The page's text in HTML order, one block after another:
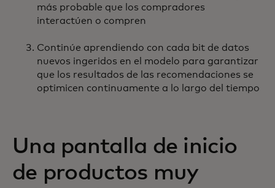
más probable que los compradores
interactúen o compren
Continúe aprendiendo con cada bit de datos
nuevos ingeridos en el modelo para garantizar
que los resultados de las recomendaciones se
optimicen continuamente a lo largo del tiempo
Una pantalla de inicio
de productos muy